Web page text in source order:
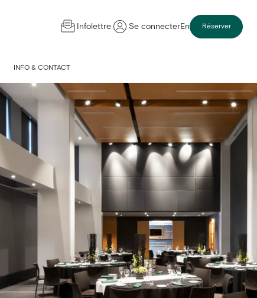
Infolettre Se connecterEn Réserver
INFO & CONTACT